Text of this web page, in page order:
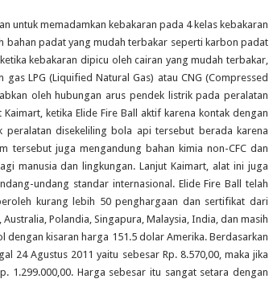
untuk memadamkan kebakaran pada 4 kelas kebakaran
bahan padat yang mudah terbakar seperti karbon padat
kebakaran dipicu oleh cairan yang mudah terbakar,
LPG (Liquified Natural Gas) atau CNG (Compressed
oleh hubungan arus pendek listrik pada peralatan
ketika Elide Fire Ball aktif karena kontak dengan
disekeliling bola api tersebut berada karena
tersebut juga mengandung bahan kimia non-CFC dan
manusia dan lingkungan. Lanjut Kaimart, alat ini juga
undang standar internasional. Elide Fire Ball telah
kurang lebih 50 penghargaan dan sertifikat dari
Polandia, Singapura, Malaysia, India, dan masih
dengan kisaran harga 151.5 dolar Amerika. Berdasarkan
24 Agustus 2011 yaitu sebesar Rp. 8.570,00, maka jika
1.299.000,00. Harga sebesar itu sangat setara dengan